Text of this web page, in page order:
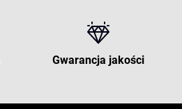
Gwarancja jakości